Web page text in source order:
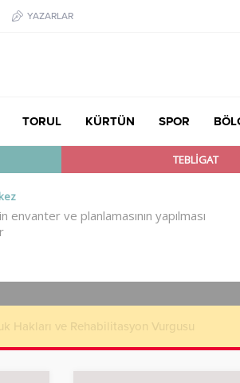
YAZARLAR
TORUL KÜRTÜN SPOR
Hakları ve Rehabilitasyon Vurgusu